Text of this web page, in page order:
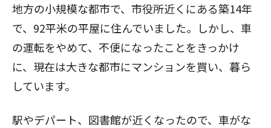
地方の小規模な都市で、市役所近くにある築14年
で、92平米の平屋に住んでいました。しかし、車
の運転をやめて、不便になったことをきっかけ
に、現在は大きな都市にマンションを買い、暮ら
しています。
駅やデパート、図書館が近くなったので、車がな